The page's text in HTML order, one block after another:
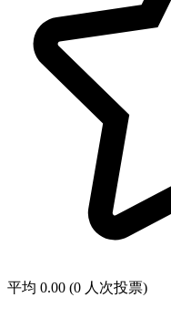
平均 0.00 (0 人次投票)